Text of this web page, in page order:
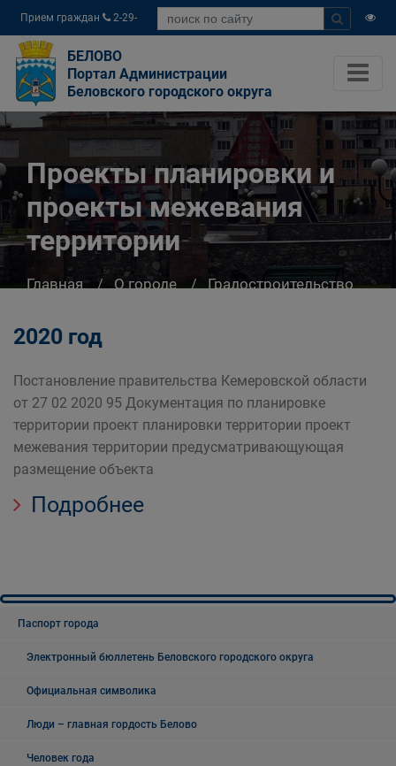
Прием граждан
2-29-
04
БЕЛОВО
Портал Администрации
Беловского городского округа
Проекты планировки и
проекты межевания
территории
Главная О городе
Градостроительство
территории
2020 год
Постановление правительства Кемеровской области
от 27 02 2020 95 Документация по планировке
территории проект планировки территории проект
межевания территории предусматривающующая
размещение объекта
Подробнее
Паспорт города
Электронный бюллетень Беловского городского округа
Официальная символика
Люди – главная гордость Белово
Человек года